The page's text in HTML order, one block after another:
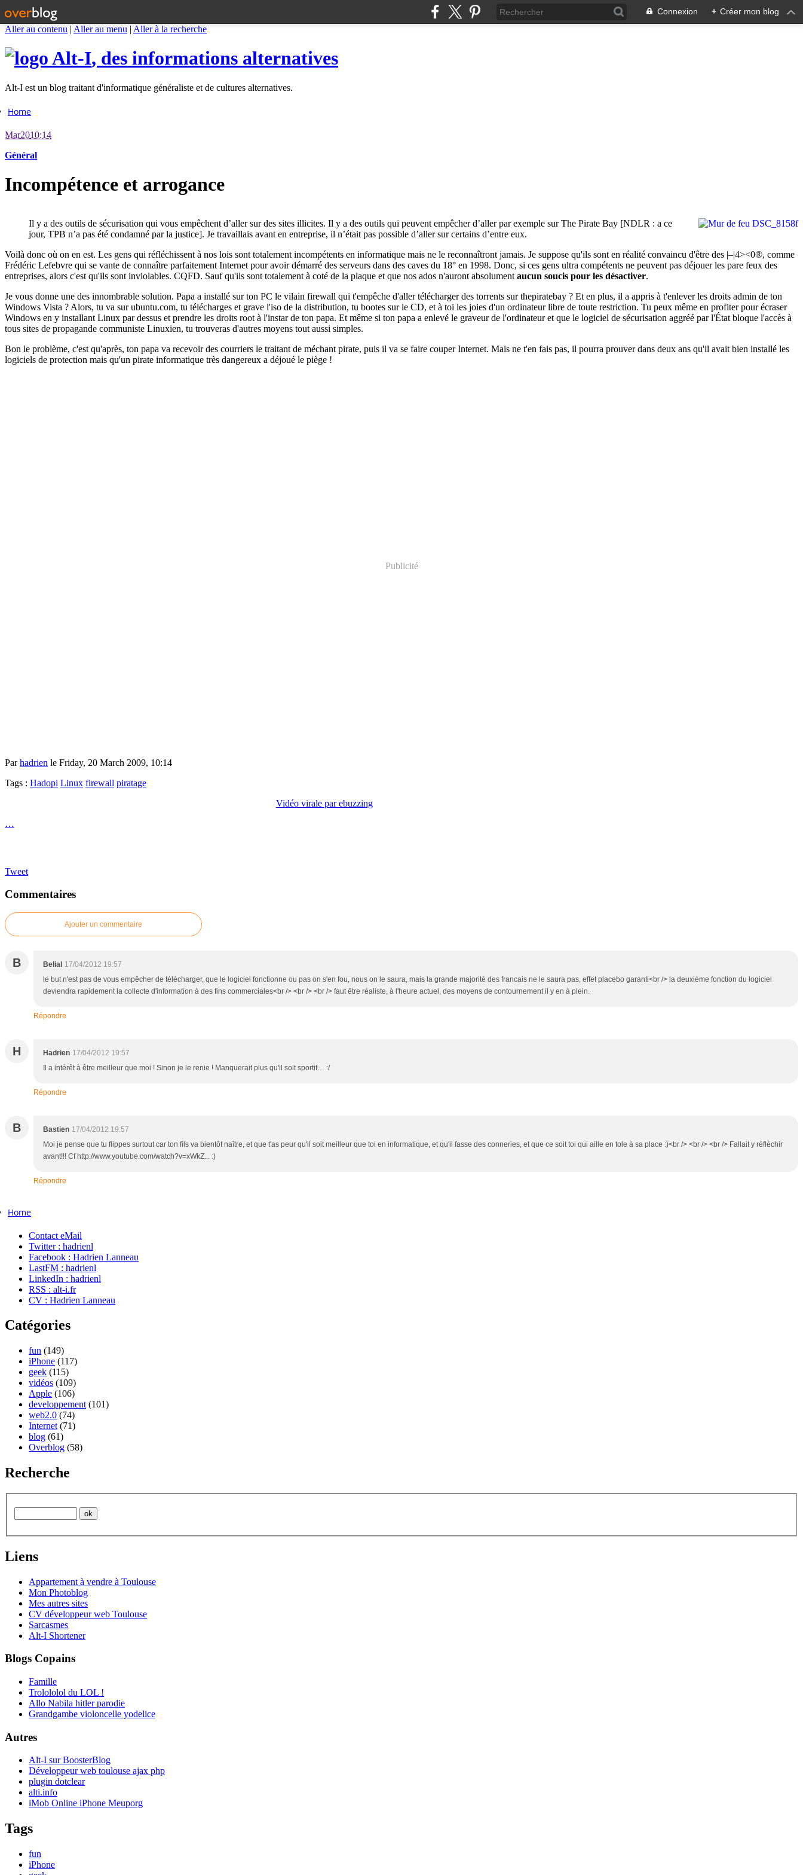
Connexion + Créer mon blog
Aller au contenu | Aller au menu | Aller à la recherche
Alt-I, des informations alternatives
Alt-I est un blog traitant d'informatique généraliste et de cultures alternatives.
Home
Mar2010:14
Général
Incompétence et arrogance
Il y a des outils de sécurisation qui vous empêchent d’aller sur des sites illicites. Il y a des outils qui peuvent empêcher d’aller par exemple sur The Pirate Bay [NDLR : a ce
jour, TPB n’a pas été condamné par la justice]. Je travaillais avant en entreprise, il n’était pas possible d’aller sur certains d’entre eux.
Voilà donc où on en est. Les gens qui réfléchissent à nos lois sont totalement incompétents en informatique mais ne le reconnaîtront jamais. Je suppose qu'ils sont en réalité convaincu d'être des |–|4><0®, comme
Frédéric Lefebvre qui se vante de connaître parfaitement Internet pour avoir démarré des serveurs dans des caves du 18° en 1998. Donc, si ces gens ultra compétents ne peuvent pas déjouer les pare feux des
entreprises, alors c'est qu'ils sont inviolables. CQFD. Sauf qu'ils sont totalement à coté de la plaque et que nos ados n'auront absolument aucun soucis pour les désactiver.
Je vous donne une des innombrable solution. Papa a installé sur ton PC le vilain firewall qui t'empêche d'aller télécharger des torrents sur thepiratebay ? Et en plus, il a appris à t'enlever les droits admin de ton
Windows Vista ? Alors, tu va sur ubuntu.com, tu télécharges et grave l'iso de la distribution, tu bootes sur le CD, et à toi les joies d'un ordinateur libre de toute restriction. Tu peux même en profiter pour écraser
Windows en y installant Linux par dessus et prendre les droits root à l'instar de ton papa. Et même si ton papa a enlevé le graveur de l'ordinateur et que le logiciel de sécurisation aggréé par l'État bloque l'accès à
tous sites de propagande communiste Linuxien, tu trouveras d'autres moyens tout aussi simples.
Bon le problème, c'est qu'après, ton papa va recevoir des courriers le traitant de méchant pirate, puis il va se faire couper Internet. Mais ne t'en fais pas, il pourra prouver dans deux ans qu'il avait bien installé les
logiciels de protection mais qu'un pirate informatique très dangereux a déjoué le piège !
Publicité
Parhadrien le Friday, 20 March 2009, 10:14
Tags : Hadopi Linux firewall piratage
Vidéo virale par ebuzzing
…
Tweet
Commentaires
Ajouter un commentaire
B Belial 17/04/2012 19:57
le but n'est pas de vous empêcher de télécharger, que le logiciel fonctionne ou pas on s'en fou, nous on le saura, mais la grande majorité des francais ne le saura pas, effet placebo garanti<br /> la deuxième fonction du logiciel
deviendra rapidement la collecte d'information à des fins commerciales<br /> <br /> <br /> faut être réaliste, à l'heure actuel, des moyens de contournement il y en à plein.
Répondre
H Hadrien 17/04/2012 19:57
Il a intérêt à être meilleur que moi ! Sinon je le renie ! Manquerait plus qu'il soit sportif… :/
Répondre
B Bastien 17/04/2012 19:57
Moi je pense que tu flippes surtout car ton fils va bientôt naître, et que t'as peur qu'il soit meilleur que toi en informatique, et qu'il fasse des conneries, et que ce soit toi qui aille en tole à sa place :)<br /> <br /> <br /> Fallait y réfléchir
avant!!! Cf http://www.youtube.com/watch?v=xWkZ... :)
Répondre
Home
Contact eMail
Twitter : hadrienl
Facebook : Hadrien Lanneau
LastFM : hadrienl
LinkedIn : hadrienl
RSS : alt-i.fr
CV : Hadrien Lanneau
Catégories
fun (149)
iPhone (117)
geek (115)
vidéos (109)
Apple (106)
developpement (101)
web2.0 (74)
Internet (71)
blog (61)
Overblog (58)
Recherche
Liens
Appartement à vendre à Toulouse
Mon Photoblog
Mes autres sites
CV développeur web Toulouse
Sarcasmes
Alt-I Shortener
Blogs Copains
Famille
Trolololol du LOL !
Allo Nabila hitler parodie
Grandgambe violoncelle yodelice
Autres
Alt-I sur BoosterBlog
Développeur web toulouse ajax php
plugin dotclear
alti.info
iMob Online iPhone Meuporg
Tags
fun
iPhone